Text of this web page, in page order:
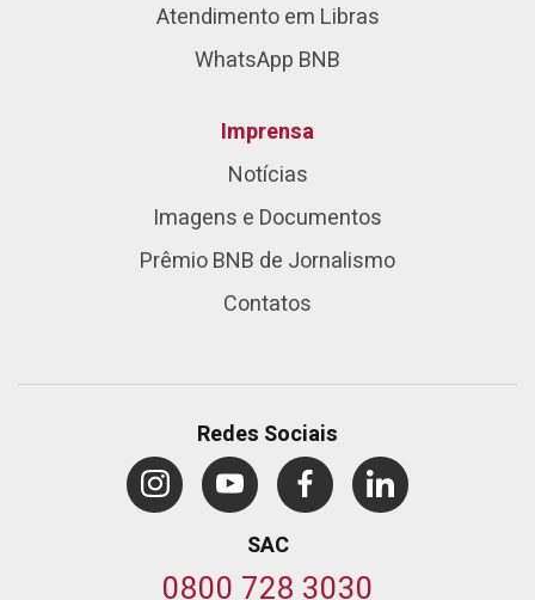
Atendimento em Libras
WhatsApp BNB
Imprensa
Notícias
Imagens e Documentos
Prêmio BNB de Jornalismo
Contatos
Redes Sociais
SAC
0800 728 3030